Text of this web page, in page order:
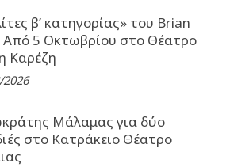
β’ κατηγορίας» του Brian
Από 5 Οκτωβρίου στο Θέατρο
Καρέζη
Μάλαμας για δύο
στο Κατράκειο Θέατρο